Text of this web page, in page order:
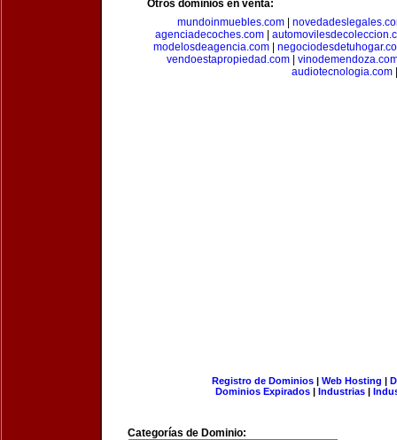
Otros dominios en venta:
mundoinmuebles.com
agenciadecoches.com
modelosdeagencia.com
vendoestapropiedad.com|
audiotecnologia.com
Registro de Dominios| Web Hosting |
Dominios Expirados | Industrias |
Categorías de Dominio: